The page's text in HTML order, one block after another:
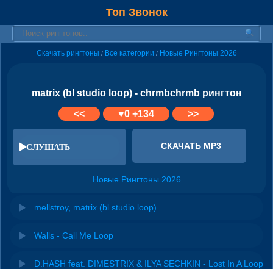
Топ Звонок
Скачать рингтоны / Все категории / Новые Рингтоны 2026
matrix (bl studio loop) - chrmbchrmb рингтон
<<
♥0+134 >>
СЛУШАТЬ СКАЧАТЬ MP3
Новые Рингтоны 2026
mellstroy, matrix (bl studio loop)
Walls - Call Me Loop
D.HASH feat. DIMESTRIX & ILYA SECHKIN - Lost In A Loop